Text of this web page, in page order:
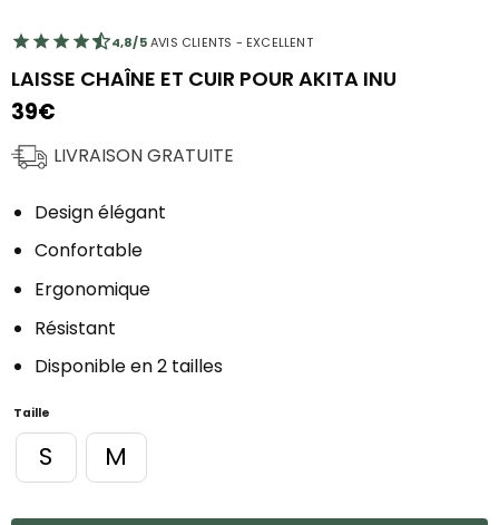
4,8/5AVIS CLIENTS - EXCELLENT
LAISSE CHAÎNE ET CUIR POUR AKITA INU
39€
LIVRAISON GRATUITE
Design élégant
Confortable
Ergonomique
Résistant
Disponible en 2 tailles
Taille
S M